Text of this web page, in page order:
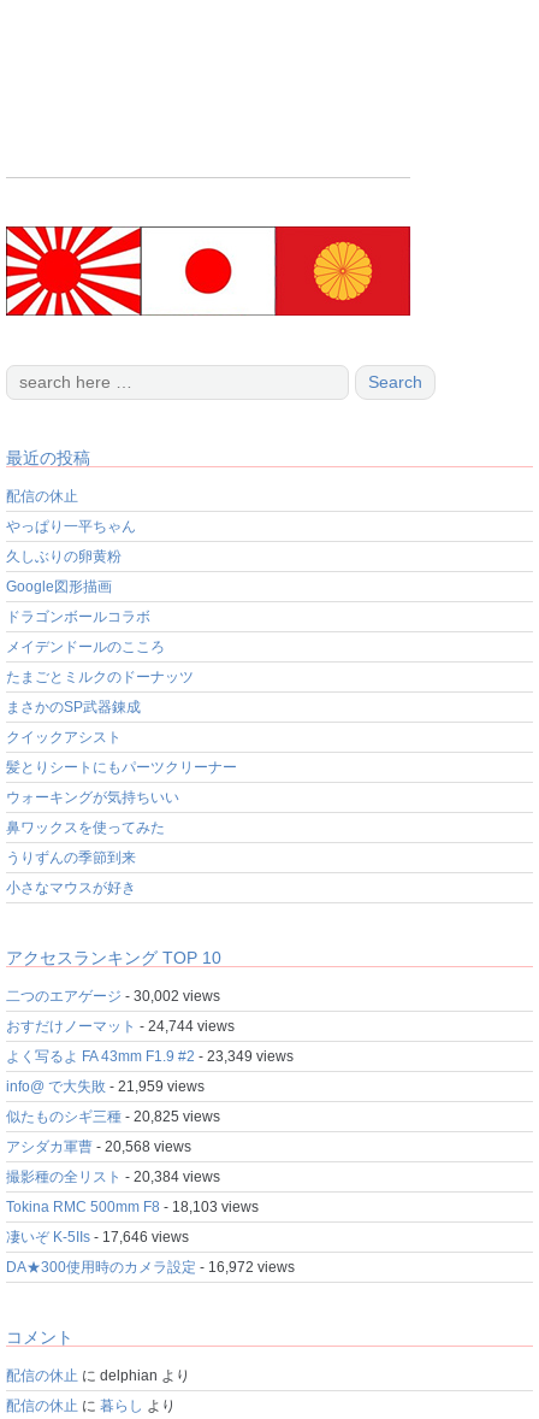
最近の投稿
配信の休止
やっぱり一平ちゃん
久しぶりの卵黄粉
Google図形描画
ドラゴンボールコラボ
メイデンドールのこころ
たまごとミルクのドーナッツ
まさかのSP武器錬成
クイックアシスト
髪とりシートにもパーツクリーナー
ウォーキングが気持ちいい
鼻ワックスを使ってみた
うりずんの季節到来
小さなマウスが好き
アクセスランキング TOP 10
二つのエアゲージ - 30,002 views
おすだけノーマット - 24,744 views
よく写るよ FA 43mm F1.9 #2 - 23,349 views
info@ で大失敗 - 21,959 views
似たものシギ三種 - 20,825 views
アシダカ軍曹 - 20,568 views
撮影種の全リスト - 20,384 views
Tokina RMC 500mm F8 - 18,103 views
凄いぞ K-5IIs - 17,646 views
DA★300使用時のカメラ設定 - 16,972 views
コメント
配信の休止 に delphian より
配信の休止 に 暮らし より